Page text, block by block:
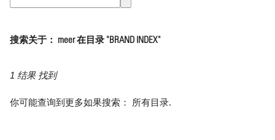
搜索关于： meer 在目录 "BRAND INDEX"
1 结果 找到
你可能查询到更多如果搜索： 所有目录.